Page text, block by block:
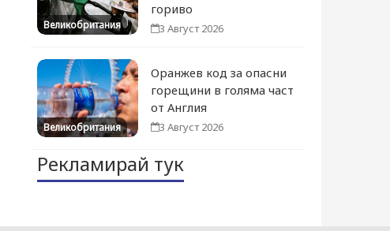
Великобритания
гориво
3 Август 2026
Великобритания
Оранжев код за опасни
горещини в голяма част
от Англия
3 Август 2026
Рекламирай тук